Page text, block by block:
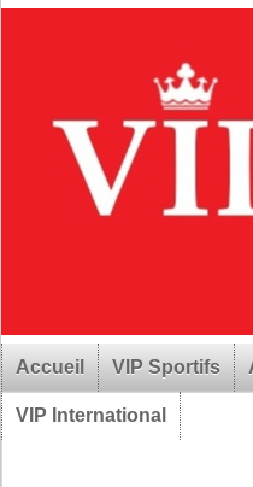
Accueil VIP Sportifs
VIP International